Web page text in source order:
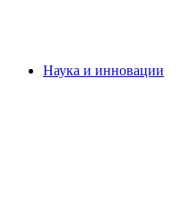
Наука и инновации